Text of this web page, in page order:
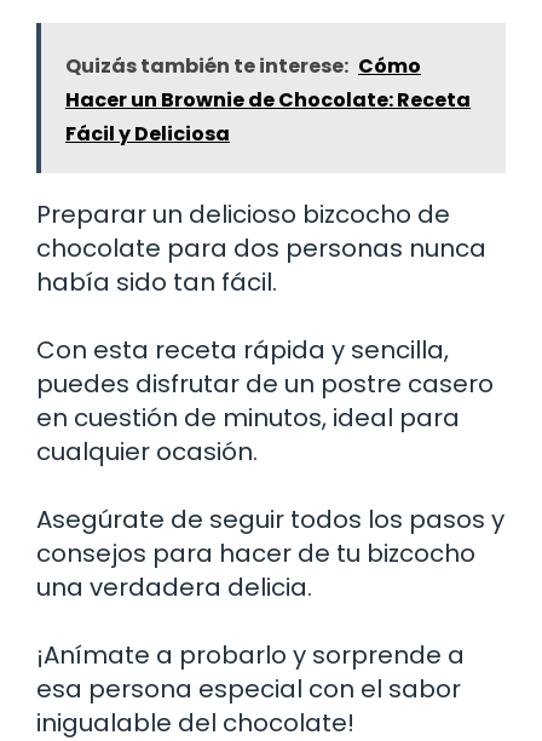
Quizás también te interese: Cómo
Hacer un Brownie de Chocolate: Receta
Fácil y Deliciosa
Preparar un delicioso bizcocho de
chocolate para dos personas nunca
había sido tan fácil.
Con esta receta rápida y sencilla,
puedes disfrutar de un postre casero
en cuestión de minutos, ideal para
cualquier ocasión.
Asegúrate de seguir todos los pasos y
consejos para hacer de tu bizcocho
una verdadera delicia.
¡Anímate a probarlo y sorprende a
esa persona especial con el sabor
inigualable del chocolate!